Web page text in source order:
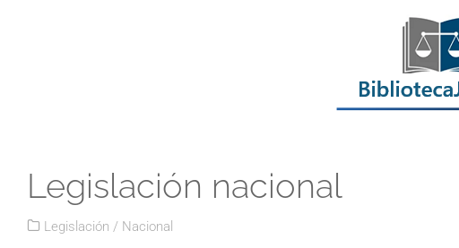
Legislación nacional
Legislación / Nacional